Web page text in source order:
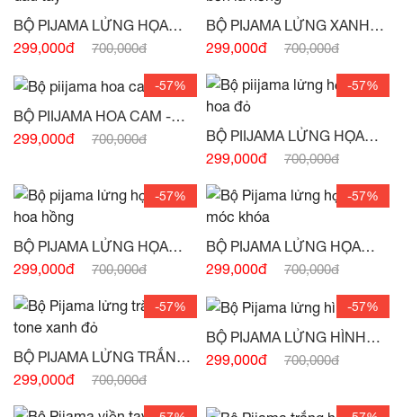
BỘ PIJAMA LỬNG HỌA
TIẾT DÂU TÂY -(HẾT
299,000đ 700,000đ
BỘ PIJAMA LỬNG XANH
CỎ BỐN LÁ HỒNG -
299,000đ 700,000đ
-57%
BỘ PIIJAMA HOA CAM -
(HẾT HÀNG)
299,000đ 700,000đ
-57%
BỘ PIIJAMA LỬNG HỌA
TIẾT HOA ĐỎ -(HẾT HÀNG)
299,000đ 700,000đ
-57%
BỘ PIJAMA LỬNG HỌA
TIẾT HOA HỒNG -(HẾT
299,000đ 700,000đ
-57%
BỘ PIJAMA LỬNG HỌA
TIẾT MÓC KHÓA -(HẾT
299,000đ 700,000đ
-57%
BỘ PIJAMA LỬNG TRẮNG
VẼ TONE XANH ĐỎ -
299,000đ 700,000đ
-57%
BỘ PIJAMA LỬNG HÌNH
CHỮ -(HẾT HÀNG)
299,000đ 700,000đ